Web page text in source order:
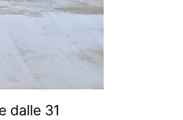
dalle 31